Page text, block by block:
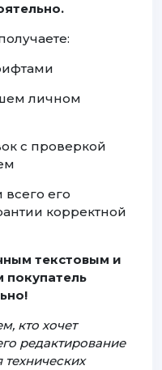
личном
с проверкой
всего его
корректной
текстовым и
покупатель
кто хочет
редактирование